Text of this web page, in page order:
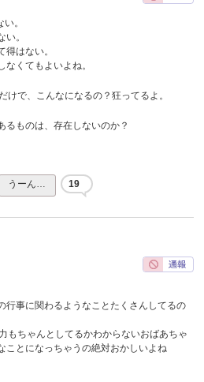
。
。
はない。
くてもよいよね。
けで、こんなになるの？狂ってるよ。
るものは、存在しないのか？
うーん… 19
行事に関わるようなことたくさんしてるの
もちゃんとしてるかわからないおばあちゃ
ことになっちゃうの絶対おかしいよね